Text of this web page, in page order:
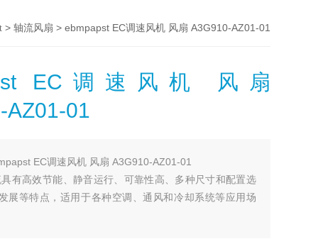
> 轴流风扇 > ebmpapst EC调速风机 风扇 A3G910-AZ01-01
EC调速风机 风扇
AZ01-01
EC调速风机 风扇 A3G910-AZ01-01
有高效节能、静音运行、可靠性高、多种尺寸和配置选
展等特点，适用于各种空调、通风和冷却系统等应用场